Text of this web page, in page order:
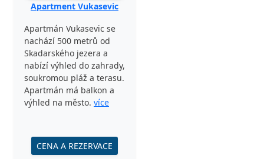
Apartment Vukasevic
Apartmán Vukasevic se
nachází 500 metrů od
Skadarského jezera a
nabízí výhled do zahrady,
soukromou pláž a terasu.
Apartmán má balkon a
výhled na město. více
CENA A REZERVACE